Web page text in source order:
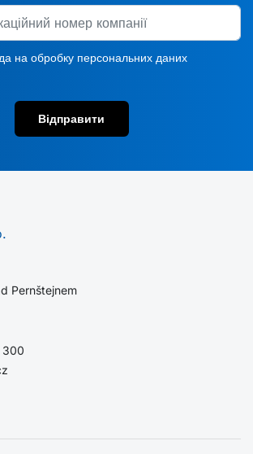
на обробку персональних даних
Відправити
300
Pernštejnem